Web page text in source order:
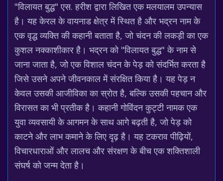
"विलायत बुद्ध" एस. हरीश द्वारा लिखित एक मलयालम उपन्यास
है। यह केरल के वायनाड क्षेत्र में स्थित है और भद्रन नाम के
एक वृद्ध व्यक्ति की कहानी बताता है, जो चंदन की लकड़ी का एक
कुशल नक्काशीकार है। भद्रन को "विलायत बुद्ध" के नाम से
जाना जाता है, जो एक विशाल चंदन के पेड़ को संदर्भित करता है
जिसे उसने अपने जीवनकाल में संरक्षित किया है। यह पेड़ न
केवल उसकी आजीविका का स्रोत है, बल्कि उसकी पहचान और
विरासत का भी प्रतीक है। कहानी गोविंदन कुट्टी नामक एक
युवा व्यवसायी के आगमन के साथ आगे बढ़ती है, जो पेड़ को
काटने और लाभ कमाने के लिए दृढ़ है। यह टकराव पीढ़ियों,
विचारधाराओं और लालच और संरक्षण के बीच एक शक्तिशाली
संघर्ष को जन्म देता है।